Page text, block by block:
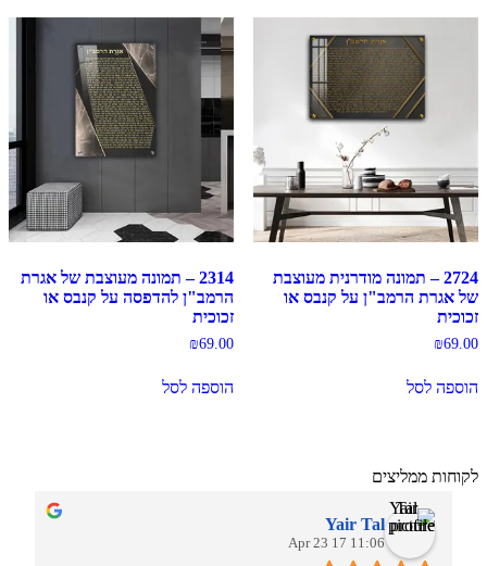
2724 – תמונה מודרנית מעוצבת
של אגרת הרמב"ן על קנבס או
זכוכית
₪69.00
הוספה לסל
2314 – תמונה מעוצבת של אגרת
הרמב"ן להדפסה על קנבס או
זכוכית
₪69.00
הוספה לסל
לקוחות ממליצים
Yair Tal
11:06 17 Apr 23